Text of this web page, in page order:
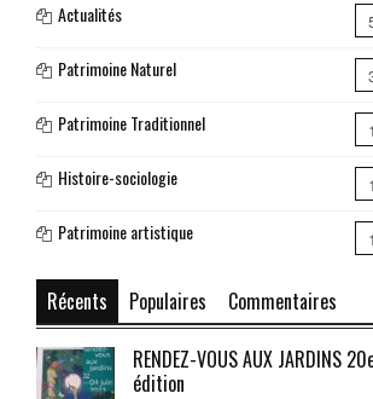
Actualités
Patrimoine Naturel
Patrimoine Traditionnel
Histoire-sociologie
Patrimoine artistique
Récents Populaires
Commentaires
RENDEZ-VOUS AUX JARDINS
édition